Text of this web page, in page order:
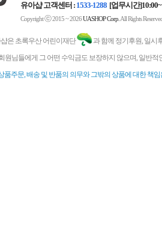
유아샵 고객센터 : 1533-1288 [업무시간
Copyrightⓒ2015 ~ 2026UASHOP Corp. All Rights
은 초록우산 어린이재단
과 함께 정기후원, 일시
원님들에게 그 어떤 수익금도 보장하지 않으며, 일반
품주문, 배송 및 반품의 의무와 그밖의 상품에 대한 책